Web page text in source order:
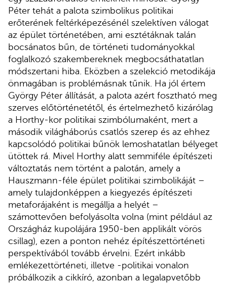
Péter tehát a palota szimbolikus politikai
erőterének feltérképezésénél szelektíven válogat
az épület történetében, ami esztétáknak talán
bocsánatos bűn, de történeti tudományokkal
foglalkozó szakembereknek megbocsáthatatlan
módszertani hiba. Eközben a szelekció metodikája
önmagában is problémásnak tűnik. Ha jól értem
György Péter állítását, a palota azért fosztható meg
szerves előtörténetétől, és értelmezhető kizárólag
a Horthy-kor politikai szimbólumaként, mert a
második világháborús csatlós szerep és az ehhez
kapcsolódó politikai bűnök lemoshatatlan bélyeget
ütöttek rá. Mivel Horthy alatt semmiféle építészeti
változtatás nem történt a palotán, amely a
Hauszmann-féle épület politikai szimbolikáját –
amely tulajdonképpen a kiegyezés építészeti
metaforájaként is megállja a helyét –
számottevően befolyásolta volna (mint például az
Országház kupolájára 1950-ben applikált vörös
csillag), ezen a ponton nehéz építészettörténeti
perspektívából tovább érvelni. Ezért inkább
emlékezettörténeti, illetve -politikai vonalon
próbálkozik a cikkíró, azonban a legalapvetőbb